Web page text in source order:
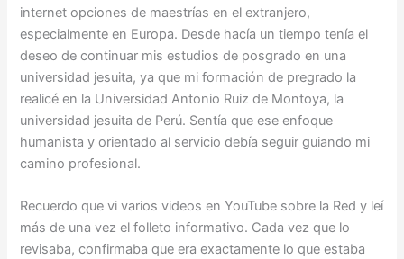
internet opciones de maestrías en el extranjero,
especialmente en Europa. Desde hacía un tiempo tenía el
deseo de continuar mis estudios de posgrado en una
universidad jesuita, ya que mi formación de pregrado la
realicé en la Universidad Antonio Ruiz de Montoya, la
universidad jesuita de Perú. Sentía que ese enfoque
humanista y orientado al servicio debía seguir guiando mi
camino profesional.
Recuerdo que vi varios videos en YouTube sobre la Red y leí
más de una vez el folleto informativo. Cada vez que lo
revisaba, confirmaba que era exactamente lo que estaba